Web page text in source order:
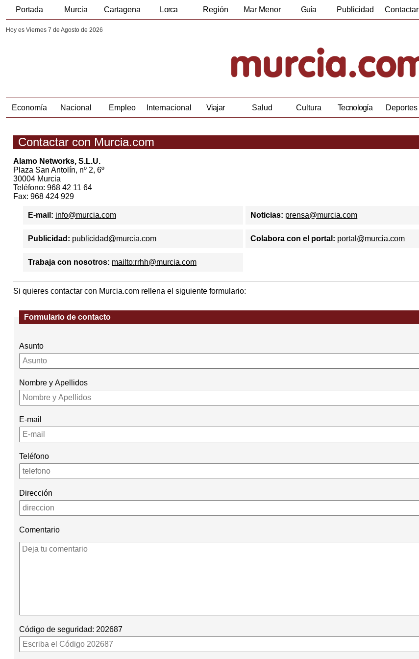
Portada Murcia Cartagena Lorca Región Mar Menor Guía Publicidad Contactar
Hoy es Viernes 7 de Agosto de 2026
Economía Nacional Empleo Internacional Viajar Salud Cultura Tecnología Deportes
Contactar con Murcia.com
Alamo Networks, S.L.U.
Plaza San Antolín, nº 2, 6º
30004 Murcia
Teléfono: 968 42 11 64
Fax: 968 424 929
E-mail: info@murcia.com Noticias: prensa@murcia.com
Publicidad: publicidad@murcia.com Colabora con el portal: portal@murcia.com
Trabaja con nosotros: mailto:rrhh@murcia.com
Si quieres contactar con Murcia.com rellena el siguiente formulario:
Formulario de contacto
Asunto
Nombre y Apellidos
E-mail
Teléfono
Dirección
Comentario
Código de seguridad: 202687